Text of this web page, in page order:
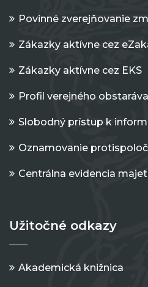
Povinné zverejňovanie
Zákazky aktívne cez
Zákazky aktívne cez EKS
Profil verejného
Slobodný prístup k
Oznamovanie
Centrálna evidencia
Užitočné odkazy
Akademická knižnica